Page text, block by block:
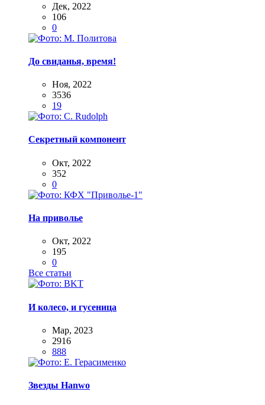
Дек, 2022
106
0
До свиданья, время!
Ноя, 2022
3536
19
Секретный компонент
Окт, 2022
352
0
На приволье
Окт, 2022
195
0
Все статьи
И колесо, и гусеница
Мар, 2023
2916
888
Звезды Hanwo